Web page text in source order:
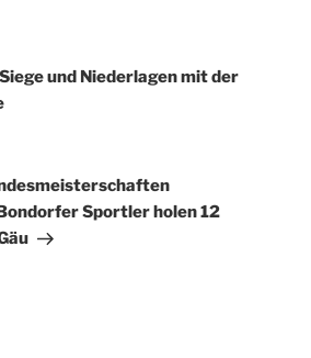
und Niederlagen mit der
Sportler holen 12